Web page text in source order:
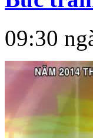
09:30